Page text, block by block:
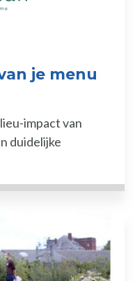
je menu
impact van
duidelijke